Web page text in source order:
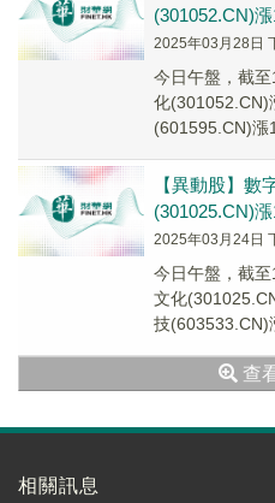
(301052.CN)
2025年03月28日
今日午盤，截
化(301052.CN)
(601595.CN)漲
【異動股】數
(301025.CN)
2025年03月24日
今日午盤，截
文化
技(603533.CN)
查
相關訊息